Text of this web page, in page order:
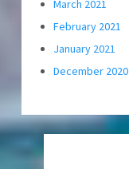
March 2021
February 2021
January 2021
December 2020